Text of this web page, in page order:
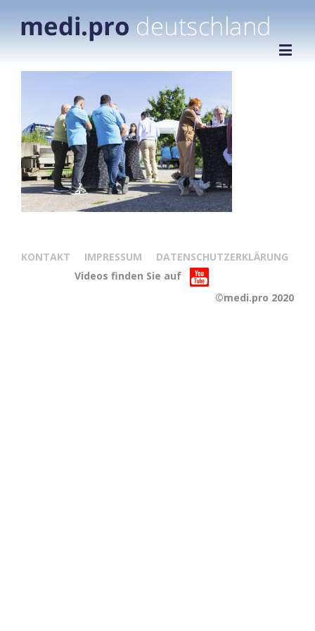
KONTAKT IMPRESSUM
DATENSCHUTZERKLÄRUNG
Videos finden Sie auf
©medi.pro 2020